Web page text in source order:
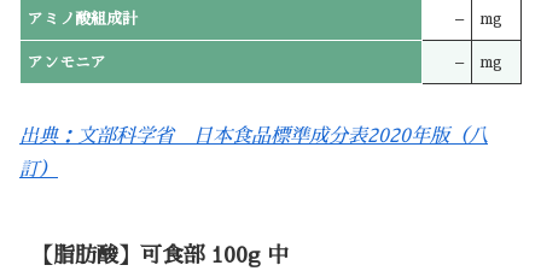
アミノ酸組成計 – mg
アンモニア – mg
出典：文部科学省 日本食品標準成分表2020年版（八
訂）
【脂肪酸】可食部 100g 中